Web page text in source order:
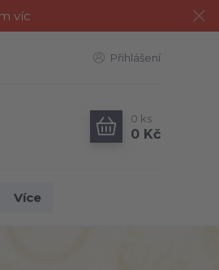
víc
Přihlášení
0 ks
0 Kč
Více